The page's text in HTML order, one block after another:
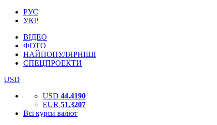
РУС
УКР
ВІДЕО
ФОТО
НАЙПОПУЛЯРНІШІ
СПЕЦПРОЕКТИ
USD
USD 44.4190
EUR 51.3207
Всі курси валют